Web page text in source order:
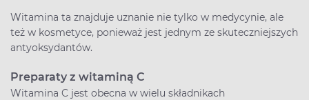
Witamina ta znajduje uznanie nie tylko w medycynie, ale
też w kosmetyce, ponieważ jest jednym ze skuteczniejszych
antyoksydantów.
Preparaty z witaminą C
Witamina C jest obecna w wielu składnikach